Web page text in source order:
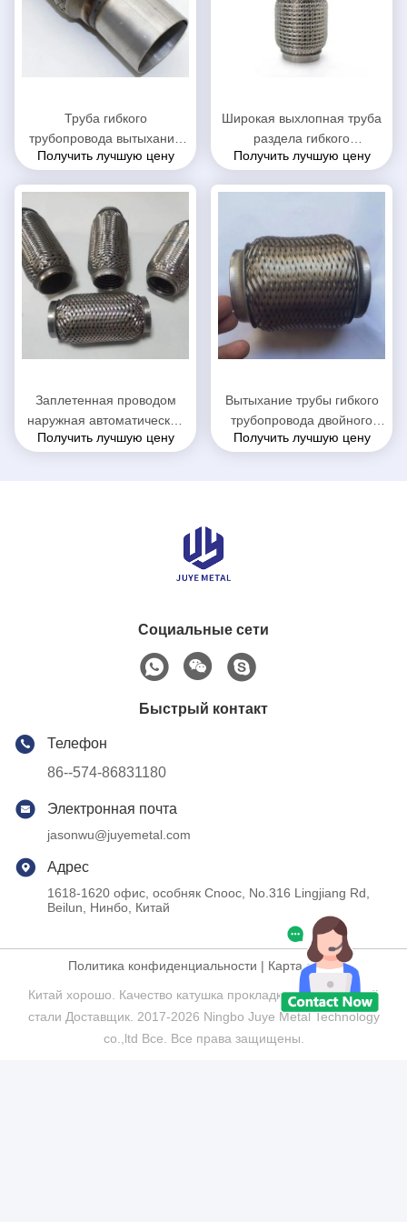
Труба гибкого
трубопровода вытыхания
анти- шума нержавеющая,
труба
Получить лучшую цену
Широкая выхлопная труба
раздела гибкого
трубопровода пользы,
Получить лучшую цену
Заплетенная проводом
наружная автоматическая
составная труба вытыхания
Получить лучшую цену
Вытыхание трубы гибкого
трубопровода двойного
слоя всеобщее, замена
Получить лучшую цену
Социальные сети
Быстрый контакт
Телефон
86--574-86831180
Электронная почта
jasonwu@juyemetal.com
Адрес
1618-1620 офис, особняк Cnooc, No.316 Lingjiang Rd,
Beilun, Нинбо, Китай
Политика конфиденциальности | Карта сайта
Китай хорошо. Качество катушка прокладки нержавеющей
стали Доставщик. 2017-2026 Ningbo Juye Metal Technology
co.,ltd Все. Все права защищены.